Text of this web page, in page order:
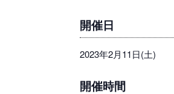
開催日
2023年2月11日(土)
開催時間